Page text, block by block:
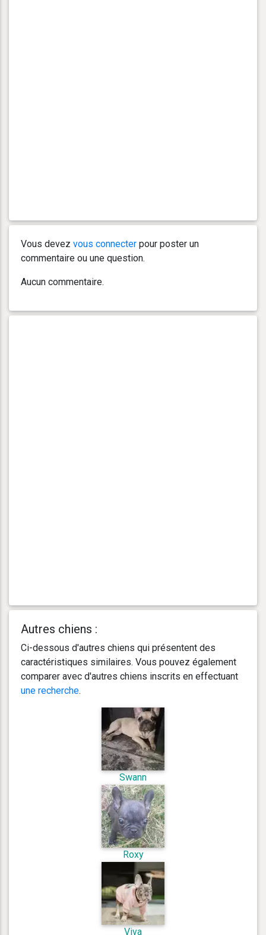
Vous devez vous connecter pour poster un
commentaire ou une question.
Aucun commentaire.
Autres chiens :
Ci-dessous d'autres chiens qui présentent des
caractéristiques similaires. Vous pouvez également
comparer avec d'autres chiens inscrits en effectuant
une recherche.
Swann
Roxy
Viva